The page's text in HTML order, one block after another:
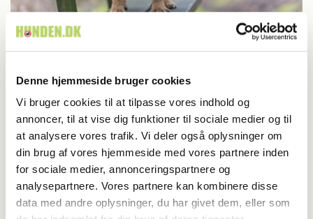
Denne hjemmeside bruger cookies
Vi bruger cookies til at tilpasse vores indhold og
annoncer, til at vise dig funktioner til sociale medier og til
at analysere vores trafik. Vi deler også oplysninger om
din brug af vores hjemmeside med vores partnere inden
for sociale medier, annonceringspartnere og
analysepartnere. Vores partnere kan kombinere disse
data med andre oplysninger, du har givet dem, eller som
Britisk racedebat handler ikke om nyt
forbud